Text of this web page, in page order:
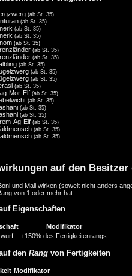
(ab St. 35)
(ab St. 35)
(ab St. 35)
(ab St. 35)
(ab St. 35)
(ab St. 35)
(ab St. 35)
(ab St. 35)
(ab St. 35)
(ab St. 35)
(ab St. 35)
Mor-Elf (ab St. 35)
(ab St. 35)
(ab St. 35)
(ab St. 35)
Ag-Elf (ab St. 35)
(ab St. 35)
(ab St. 35)
auf den Besitzer
und Mali wirken (soweit nicht anders
von 1 oder mehr hat.
Eigenschaften
Modifikator
+150% des Fertigkeitenrangs
den Rang von Fertigkeiten
Modifikator